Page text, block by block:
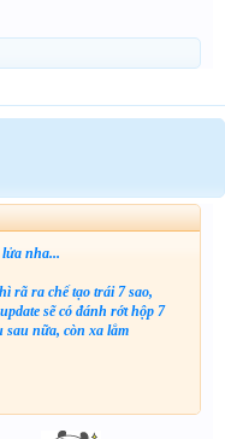
lửa nha...
rã ra chế tạo trái 7 sao,
sẽ có đánh rớt hộp 7
sau nữa, còn xa lắm